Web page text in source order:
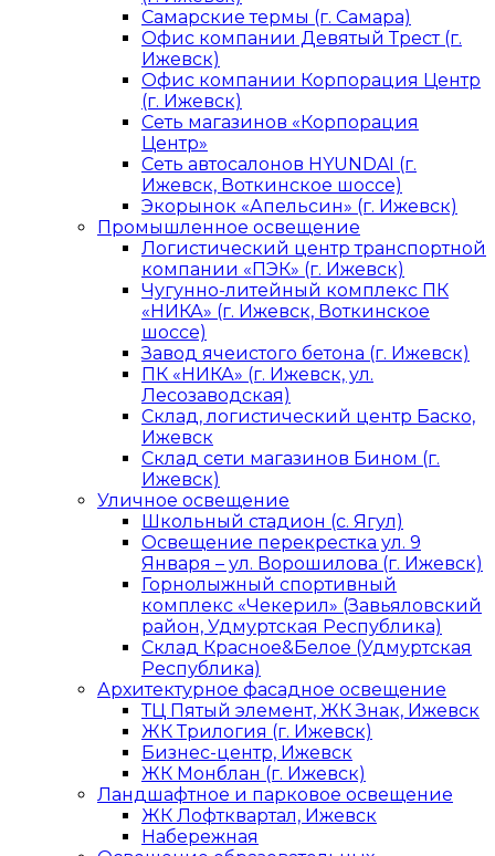
Самарские термы (г. Самара)
Офис компании Девятый Трест (г.
Ижевск)
Офис компании Корпорация Центр
(г. Ижевск)
Сеть магазинов «Корпорация
Центр»
Сеть автосалонов HYUNDAI (г.
Ижевск, Воткинское шоссе)
Экорынок «Апельсин» (г. Ижевск)
Промышленное освещение
Логистический центр транспортной
компании «ПЭК» (г. Ижевск)
Чугунно-литейный комплекс ПК
«НИКА» (г. Ижевск, Воткинское
шоссе)
Завод ячеистого бетона (г. Ижевск)
ПК «НИКА» (г. Ижевск, ул.
Лесозаводская)
Склад, логистический центр Баско,
Ижевск
Склад сети магазинов Бином (г.
Ижевск)
Уличное освещение
Школьный стадион (с. Ягул)
Освещение перекрестка ул. 9
Января – ул. Ворошилова (г. Ижевск)
Горнолыжный спортивный
комплекс «Чекерил» (Завьяловский
район, Удмуртская Республика)
Склад Красное&Белое (Удмуртская
Республика)
Архитектурное фасадное освещение
ТЦ Пятый элемент, ЖК Знак, Ижевск
ЖК Трилогия (г. Ижевск)
Бизнес-центр, Ижевск
ЖК Монблан (г. Ижевск)
Ландшафтное и парковое освещение
ЖК Лофтквартал, Ижевск
Набережная